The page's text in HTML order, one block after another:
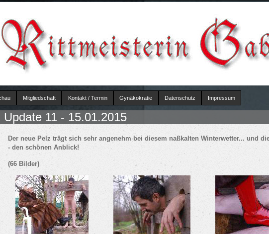
Mitgliedschaft Kontakt / Termin Gynäkokratie Datenschutz Impressum
Sie sind hier
Update 11 - 15.01.2015
Der neue Pelz trägt sich sehr angenehm bei diesem naßkalten Winterwetter... und
- den schönen Anblick!
(66 Bilder)